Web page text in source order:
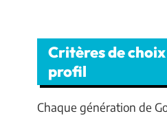
Critères de
profil
Chaque génération de